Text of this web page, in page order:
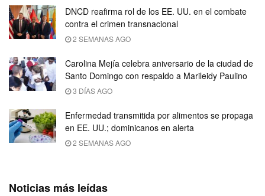
DNCD reafirma rol de los EE. UU. en el combate
contra el crimen transnacional
2 SEMANAS AGO
Carolina Mejía celebra aniversario de la ciudad de
Santo Domingo con respaldo a Marileidy Paulino
3 DÍAS AGO
Enfermedad transmitida por alimentos se propaga
en EE. UU.; dominicanos en alerta
2 SEMANAS AGO
Noticias más leídas